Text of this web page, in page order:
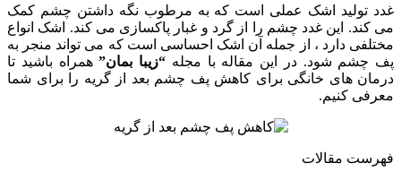
غدد تولید اشک عملی است که به مرطوب نگه داشتن چشم کمک
می کند. این غدد چشم را از گرد و غبار پاکسازی می کند. اشک انواع
مختلفی دارد ، از جمله آن اشک احساسی است که می تواند منجر به
پف چشم شود. در این مقاله با مجله “زیبا بمان”همراه باشید تا
درمان های خانگی برای کاهش پف چشم بعد از گریه را برای شما
معرفی کنیم.
فهرست مقالات